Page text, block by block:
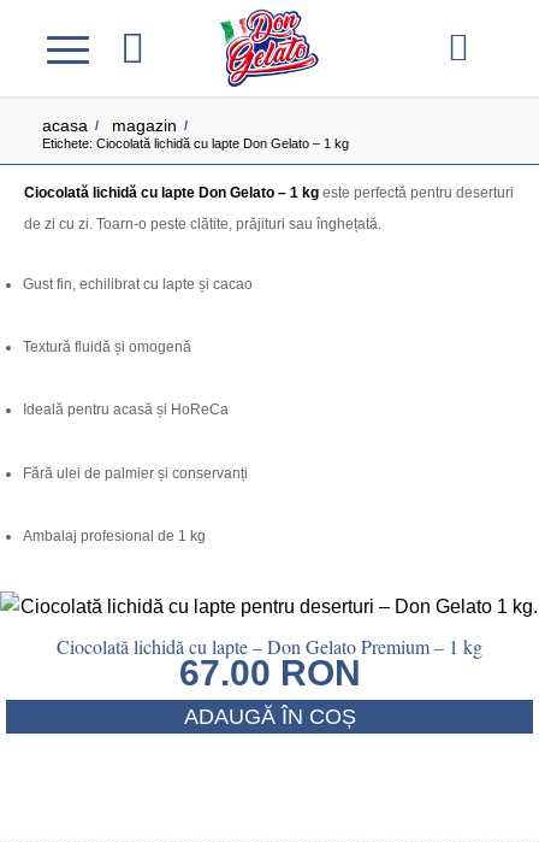
acasa / magazin /
Etichete: Ciocolată lichidă cu lapte Don Gelato – 1 kg
Ciocolată lichidă cu lapte Don Gelato – 1 kg este perfectă pentru deserturi
de zi cu zi. Toarn-o peste clătite, prăjituri sau înghețată.
Gust fin, echilibrat cu lapte și cacao
Textură fluidă și omogenă
Ideală pentru acasă și HoReCa
Fără ulei de palmier și conservanți
Ambalaj profesional de 1 kg
Ciocolată lichidă cu lapte – Don Gelato Premium – 1 kg
67.00 RON
ADAUGĂ ÎN COȘ